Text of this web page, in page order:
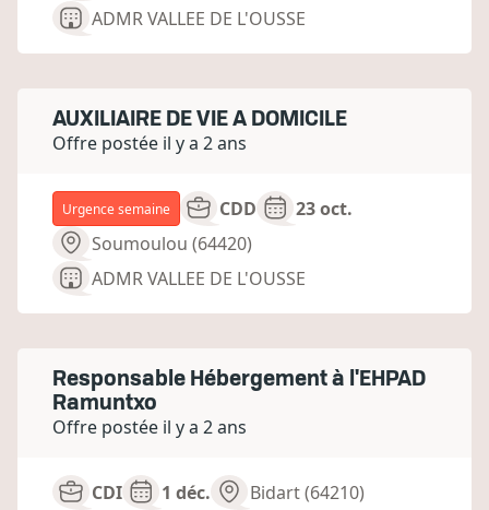
ADMR VALLEE DE L'OUSSE
AUXILIAIRE DE VIE A DOMICILE
Offre postée il y a 2 ans
Urgence semaine CDD
23 oct.
Soumoulou (64420)
ADMR VALLEE DE L'OUSSE
Responsable Hébergement à l'EHPAD
Ramuntxo
Offre postée il y a 2 ans
CDI 1 déc.
Bidart (64210)